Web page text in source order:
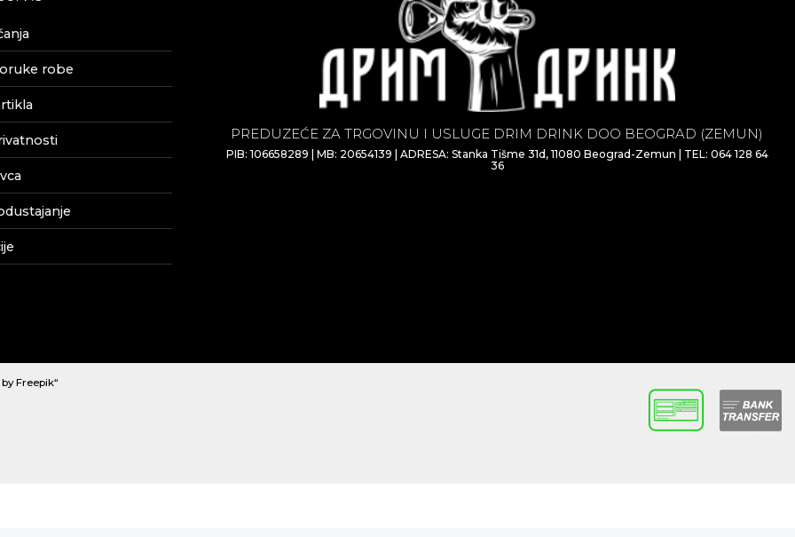
robe
PREDUZEĆE ZA TRGOVINU I USLUGE DRIM DRINK DOO BEOGRAD (ZEMUN)
PIB: 106658289 | MB: 20654139 | ADRESA: Stanka Tišme 31d, 11080 Beograd-Zemun | TEL: 064 128 64
36
Freepik“